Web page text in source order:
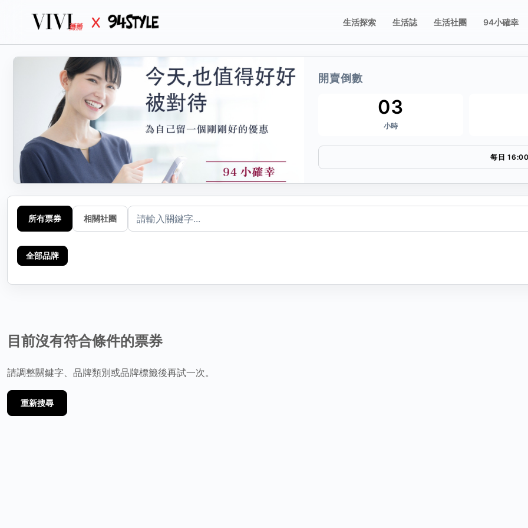
生活探索 生活誌 生活社團 94小確幸
開賣倒數
03
小時
每日
所有票券 相關社團
全部品牌
目前沒有符合條件的票券
請調整關鍵字、品牌類別或品牌標籤後再試一次。
重新搜尋
生活誌
選擇要分享的平台，或複製連結。
複製